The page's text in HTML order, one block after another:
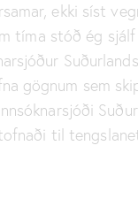
ekki síst
tíma stóð ég
gögnum sem
til